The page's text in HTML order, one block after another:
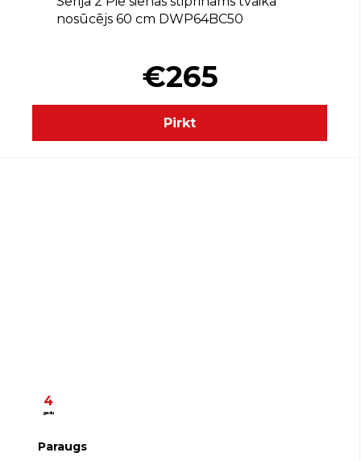
nosūcējs 60 cm DWP64BC50
€265
Pirkt
4
gadu
Paraugs